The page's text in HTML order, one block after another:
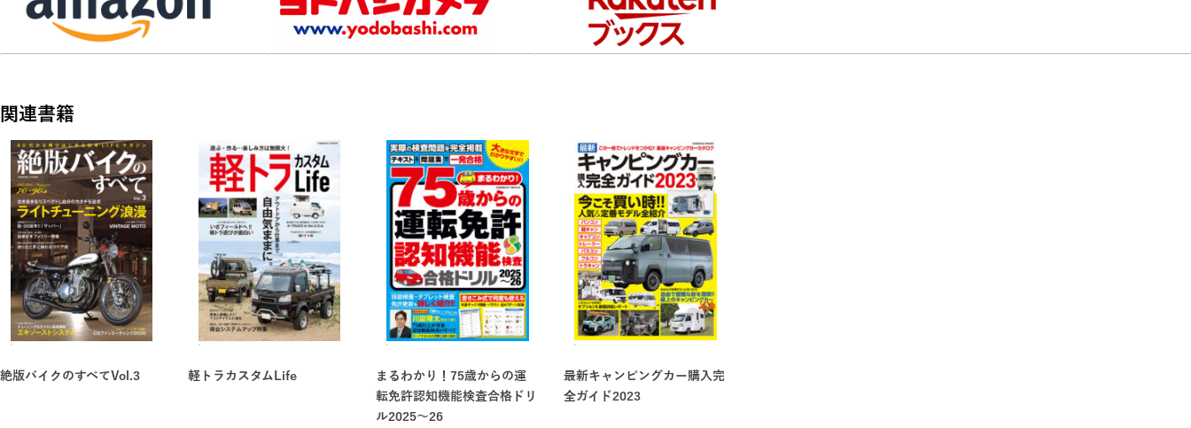
モリワキ・モンスター
<スペシャル対談>
<オーナーズギャラリー>
<バイク愛に溢れた企画・記事多数掲載!>
K2tec コンストラクターのチャンバー論
エポックメイキングなマシンたち YAMAHA DT-1
アンチレーサーレプリカ時代の大本命 KAWASAKI ZEPHYR
令和の絶版者事情
USA 絶版BIKE LIFE
女性ライダー 絶版・中古車購入ガイド
KAMINARIファッション、パウダーコーティングカトー、昭和ヴィンテージetc...
関連書籍
絶版バイクのすべてVol.3 軽トラカスタムLife
まるわかり！75歳からの運
転免許認知機能検査合格ドリ
ル2025〜26
最新キャンピングカー購入完
全ガイド2023